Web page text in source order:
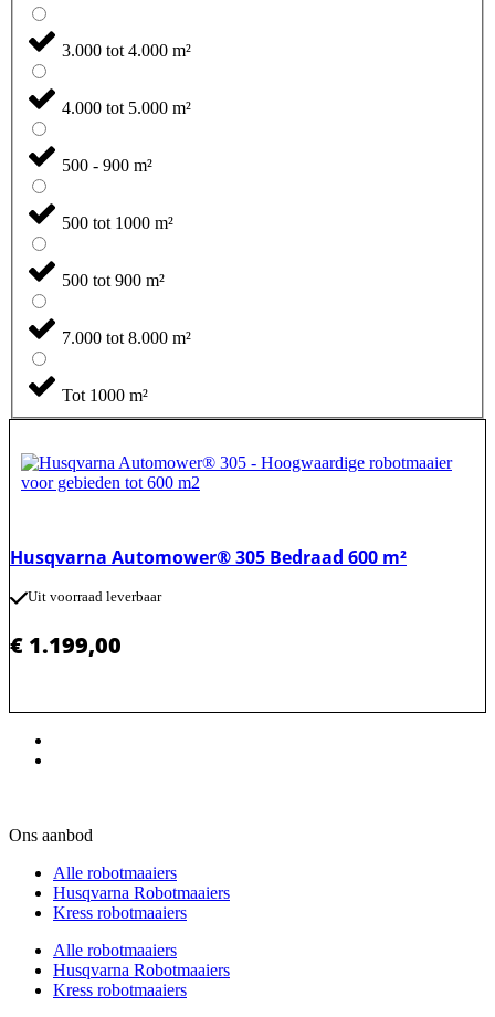
3.000 tot 4.000 m²
4.000 tot 5.000 m²
500 - 900 m²
500 tot 1000 m²
500 tot 900 m²
7.000 tot 8.000 m²
Tot 1000 m²
Husqvarna Automower® 305 Bedraad 600 m²
Uit voorraad leverbaar
€ 1.199,00
Ons aanbod
Alle robotmaaiers
Husqvarna Robotmaaiers
Kress robotmaaiers
Alle robotmaaiers
Husqvarna Robotmaaiers
Kress robotmaaiers